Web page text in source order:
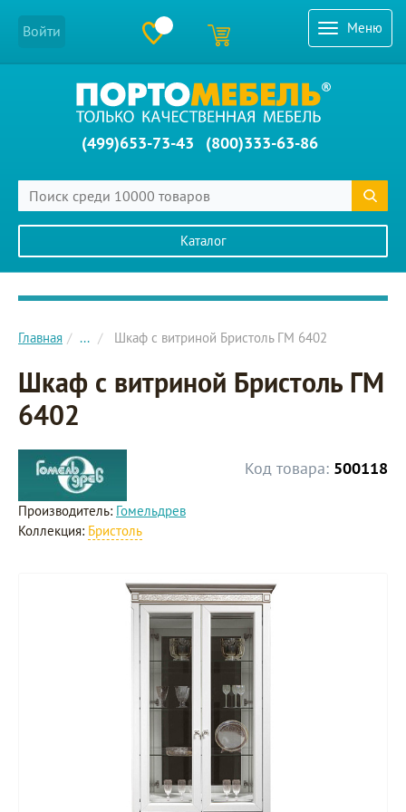
Меню
Войти
(499)653-73-43 (800)333-63-86
Каталог
Главное меню сайта
Главная ... Шкаф с витриной Бристоль ГМ 6402
Шкаф с витриной Бристоль ГМ
6402
Код товара: 500118
Производитель: Гомельдрев
Коллекция: Бристоль